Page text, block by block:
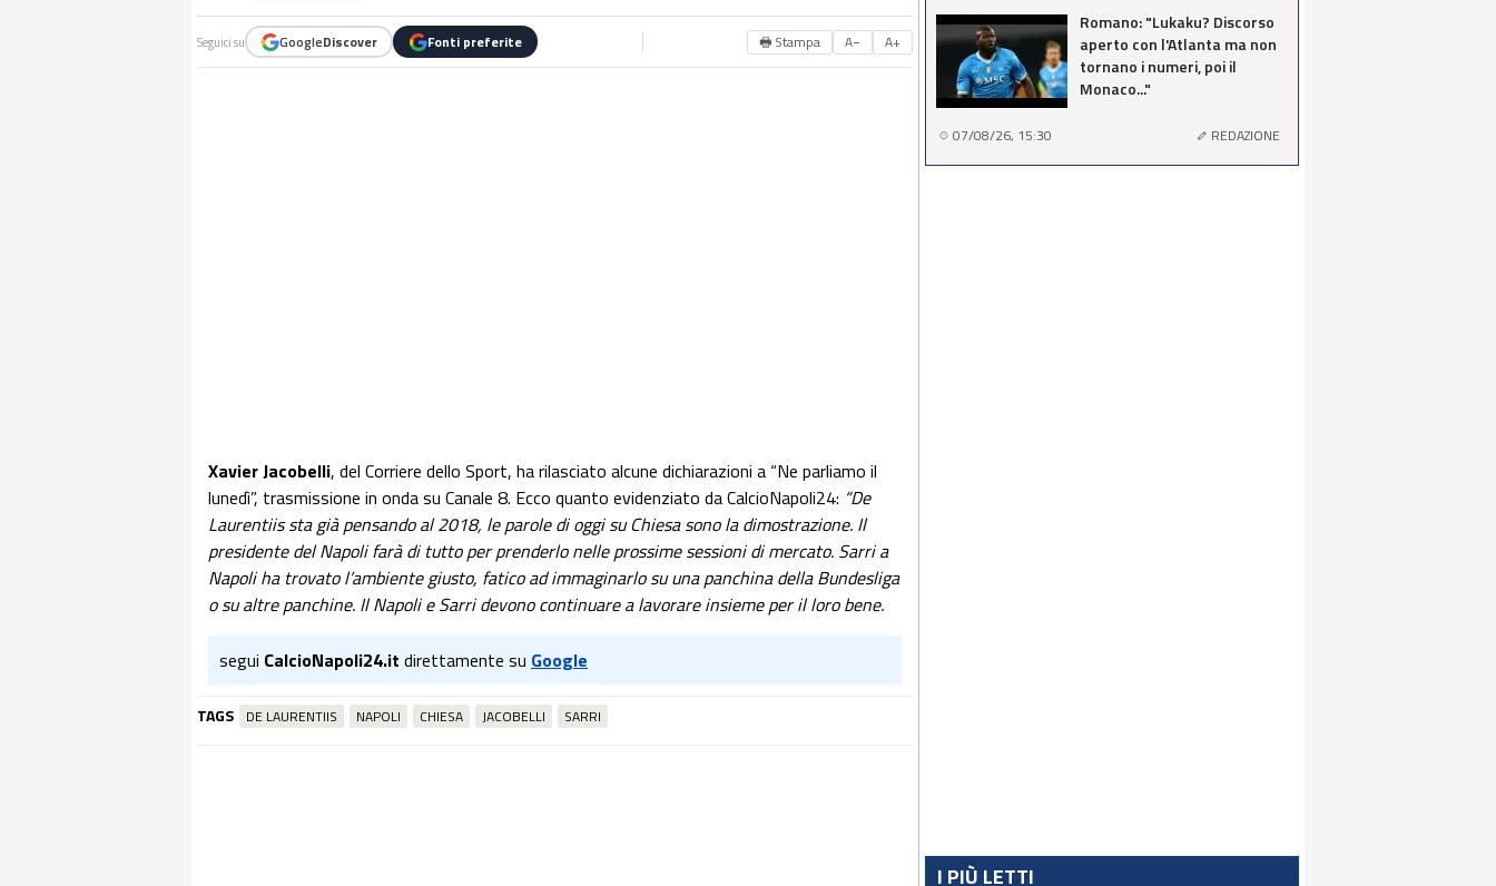
Seguici su GoogleDiscover Fonti preferite 🖶 Stampa A− A+
Xavier Jacobelli, del Corriere dello Sport, ha rilasciato alcune dichiarazioni a “Ne parliamo il
lunedì”, trasmissione in onda su Canale 8. Ecco quanto evidenziato da CalcioNapoli24: “De
Laurentiis sta già pensando al 2018, le parole di oggi su Chiesa sono la dimostrazione. Il
presidente del Napoli farà di tutto per prenderlo nelle prossime sessioni di mercato. Sarri a
Napoli ha trovato l’ambiente giusto, fatico ad immaginarlo su una panchina della Bundesliga
o su altre panchine. Il Napoli e Sarri devono continuare a lavorare insieme per il loro bene.
segui CalcioNapoli24.it direttamente su Google
TAGS DE LAURENTIIS NAPOLI CHIESA JACOBELLI SARRI
Romano: "Lukaku? Discorso
aperto con l'Atlanta ma non
tornano i numeri, poi il
Monaco..."
07/08/26, 15:30 REDAZIONE
I PIÙ LETTI